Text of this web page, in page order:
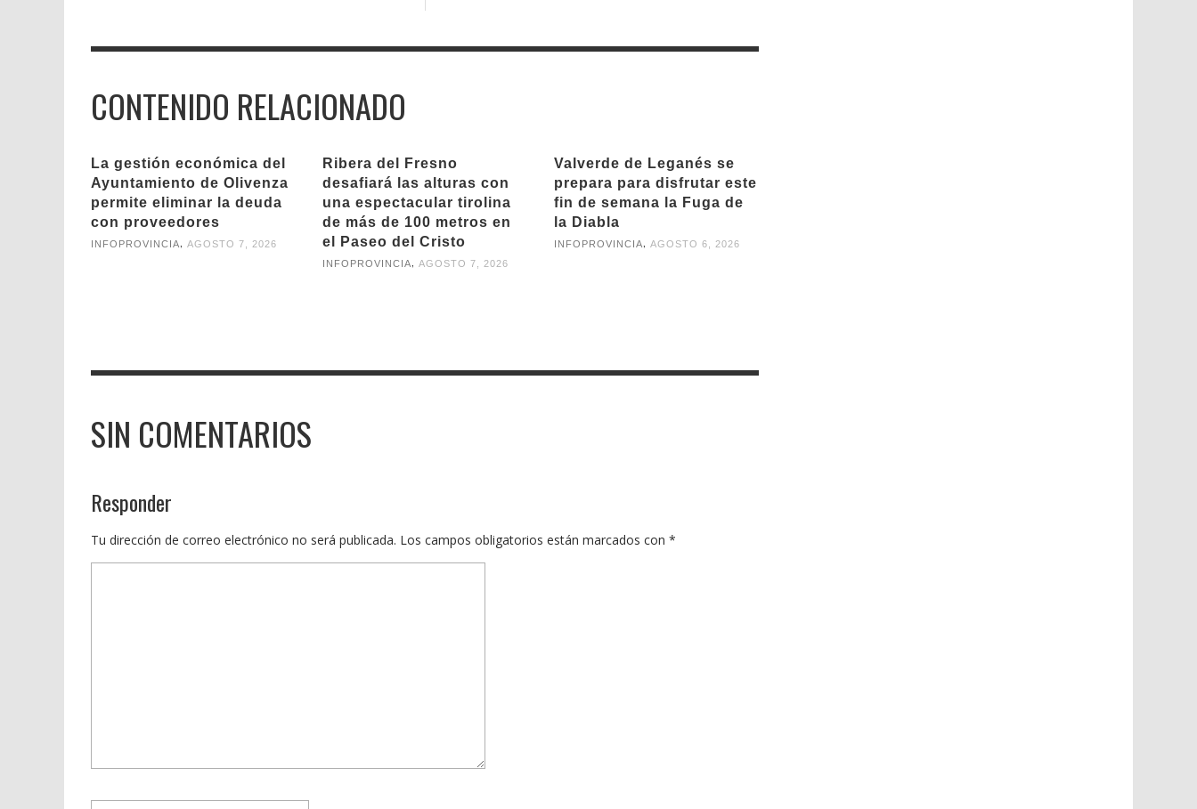
CONTENIDO RELACIONADO
La gestión económica del
Ayuntamiento de Olivenza
permite eliminar la deuda
con proveedores
INFOPROVINCIA AGOSTO 7, 2026
Ribera del Fresno
desafiará las alturas con
una espectacular tirolina
de más de 100 metros en
el Paseo del Cristo
INFOPROVINCIA AGOSTO 7, 2026
Valverde de Leganés se
prepara para disfrutar este
fin de semana la Fuga de
la Diabla
INFOPROVINCIA AGOSTO 6, 2026
SIN COMENTARIOS
Responder
Tu dirección de correo electrónico no será publicada. Los campos obligatorios están marcados con *